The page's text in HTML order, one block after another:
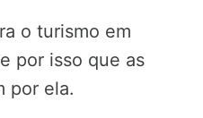
o turismo em
por isso que as
por ela.